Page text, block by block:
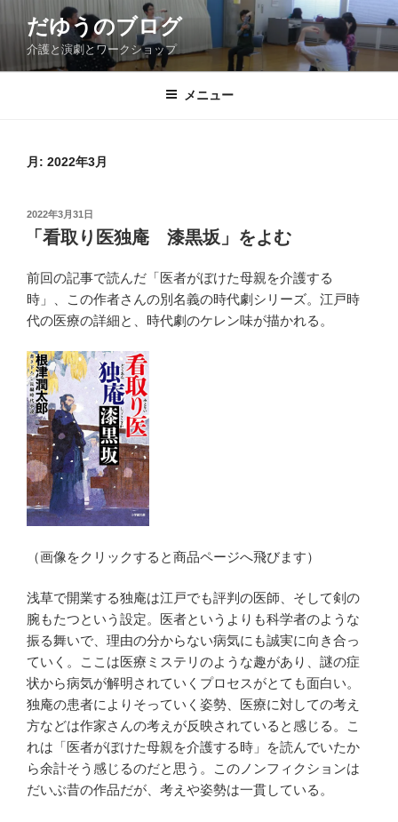
ン
だゆうのブログ
介護と演劇とワークショップ
メニュー
月: 2022年3月
投
2022年3月31日
「看取り医独庵 漆黒坂」をよむ
前回の記事で読んだ「医者がぼけた母親を介護する
時」、この作者さんの別名義の時代劇シリーズ。江戸時
代の医療の詳細と、時代劇のケレン味が描かれる。
（画像をクリックすると商品ページへ飛びます）
浅草で開業する独庵は江戸でも評判の医師、そして剣の
腕もたつという設定。医者というよりも科学者のような
振る舞いで、理由の分からない病気にも誠実に向き合っ
ていく。ここは医療ミステリのような趣があり、謎の症
状から病気が解明されていくプロセスがとても面白い。
独庵の患者によりそっていく姿勢、医療に対しての考え
方などは作家さんの考えが反映されていると感じる。こ
れは「医者がぼけた母親を介護する時」を読んでいたか
ら余計そう感じるのだと思う。このノンフィクションは
だいぶ昔の作品だが、考えや姿勢は一貫している。